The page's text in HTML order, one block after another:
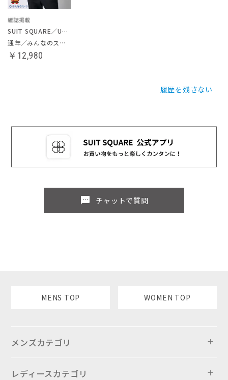
SUIT SQUARE／UNIVERSAL LANGUAGE
通年／みんなのスーツ
￥12,980
履歴を残さない
sms チャットで質問
MENS TOP WOMEN TOP
メンズカテゴリ
レディースカテゴリ